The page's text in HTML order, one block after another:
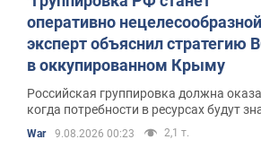
оперативно
эксперт объяснил стратегию
в оккупированном Крыму
Российская группировка должна
когда потребности в ресурсах будут
превышать их поставки
War 9.08.2026 00:23 2,1 т.